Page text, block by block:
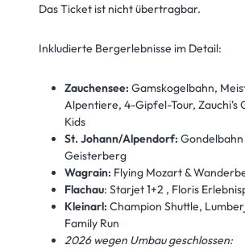
Das Ticket ist nicht übertragbar.
Inkludierte Bergerlebnisse im Detail:
Zauchensee: Gamskogelbahn,
Alpentiere, 4-Gipfel-Tour, Zauchi's
Kids
St. Johann/Alpendorf:
Geisterberg
Wagrain: Flying Mozart &
Flachau: Starjet 1+2 , Floris
Kleinarl: Champion Shuttle,
Family Run
2026 wegen Umbau geschlossen: